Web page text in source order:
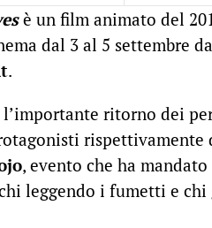
è un film animato del
dal 3 al 5 settembre da
.
ritorno dei
rispettivamente
, evento che ha
leggendo i fumetti e